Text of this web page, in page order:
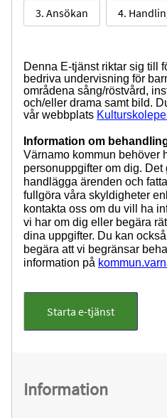
3. Ansökan 4.
Denna E-tjänst riktar sig till
bedriva undervisning för
områdena sång/röstvård,
och/eller drama samt bild.
vår webbplats
Information om
Värnamo kommun behöver
personuppgifter om dig. Det
handlägga ärenden och
fullgöra våra skyldigheter
kontakta oss om du vill ha
vi har om dig eller begära
dina uppgifter. Du kan
begära att vi begränsar
information på
Starta e-tjänst
Information